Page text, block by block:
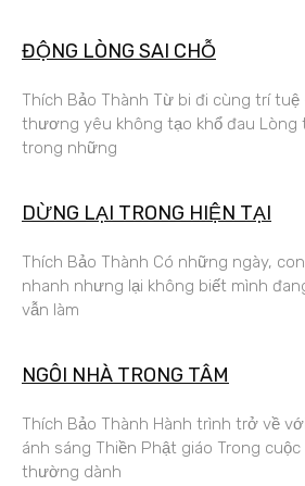
ĐỘNG LÒNG SAI CHỖ
Thích Bảo Thành Từ bi đi cùng trí
thương yêu không tạo khổ đau
trong những
DỪNG LẠI TRONG HIỆN TẠI
Thích Bảo Thành Có những ngày,
nhanh nhưng lại không biết mình
vẫn làm
NGÔI NHÀ TRONG TÂM
Thích Bảo Thành Hành trình trở về
ánh sáng Thiền Phật giáo Trong
thường dành